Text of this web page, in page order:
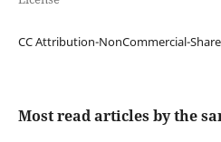
CC Attribution-NonCommercial-
Most read articles by the